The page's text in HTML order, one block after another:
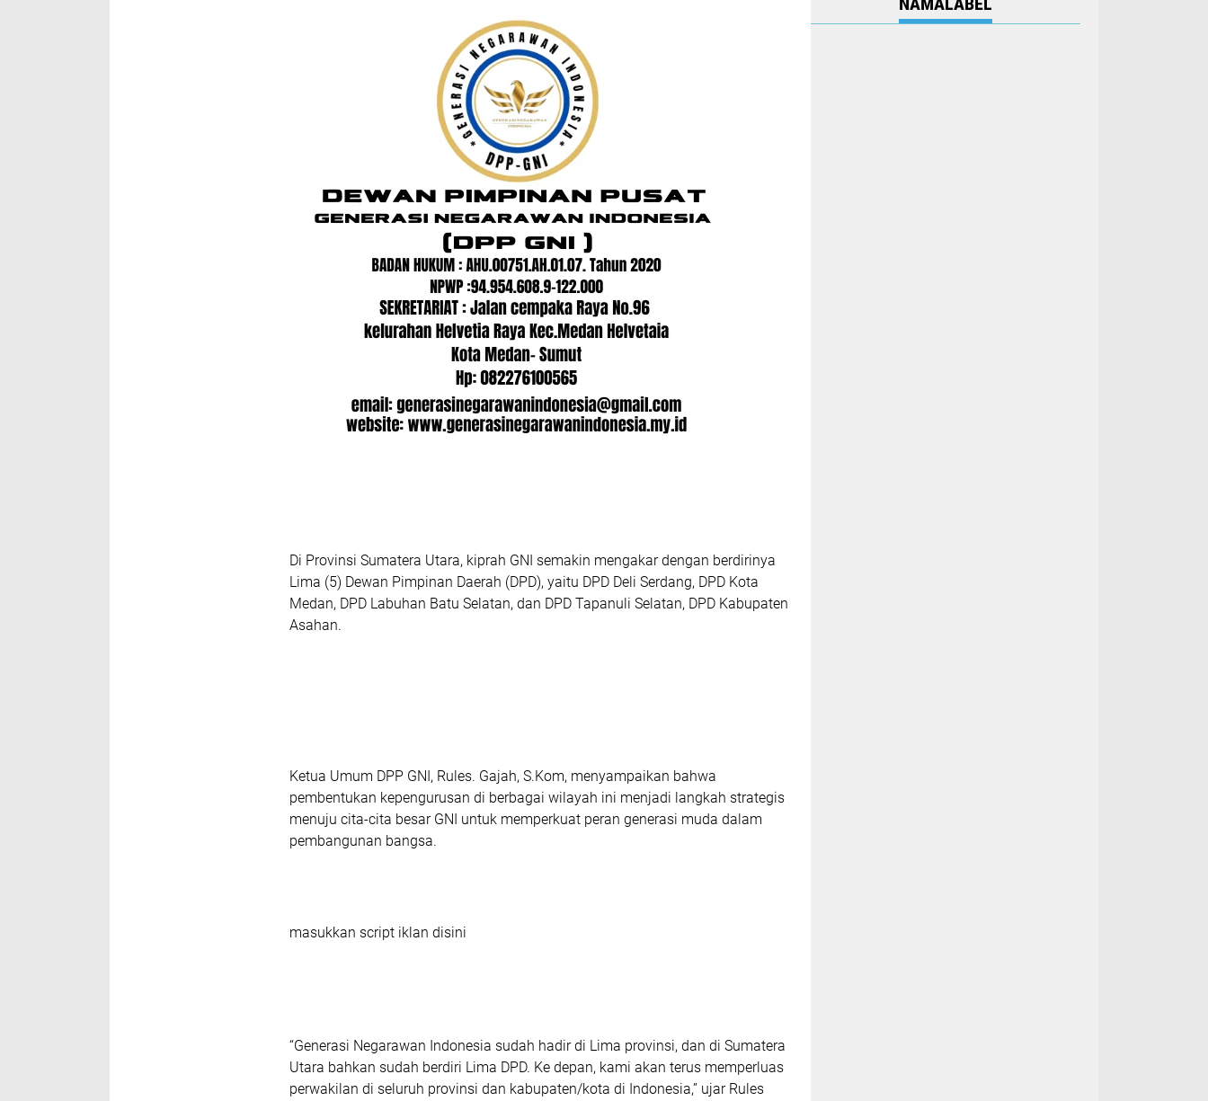
Di Provinsi Sumatera Utara, kiprah GNI semakin mengakar dengan berdirinya
Lima (5) Dewan Pimpinan Daerah (DPD), yaitu DPD Deli Serdang, DPD Kota
Medan, DPD Labuhan Batu Selatan, dan DPD Tapanuli Selatan, DPD Kabupaten
Asahan.
Ketua Umum DPP GNI, Rules. Gajah, S.Kom, menyampaikan bahwa
pembentukan kepengurusan di berbagai wilayah ini menjadi langkah strategis
menuju cita-cita besar GNI untuk memperkuat peran generasi muda dalam
pembangunan bangsa.
masukkan script iklan disini
“Generasi Negarawan Indonesia sudah hadir di Lima provinsi, dan di Sumatera
Utara bahkan sudah berdiri Lima DPD. Ke depan, kami akan terus memperluas
perwakilan di seluruh provinsi dan kabupaten/kota di Indonesia,” ujar Rules